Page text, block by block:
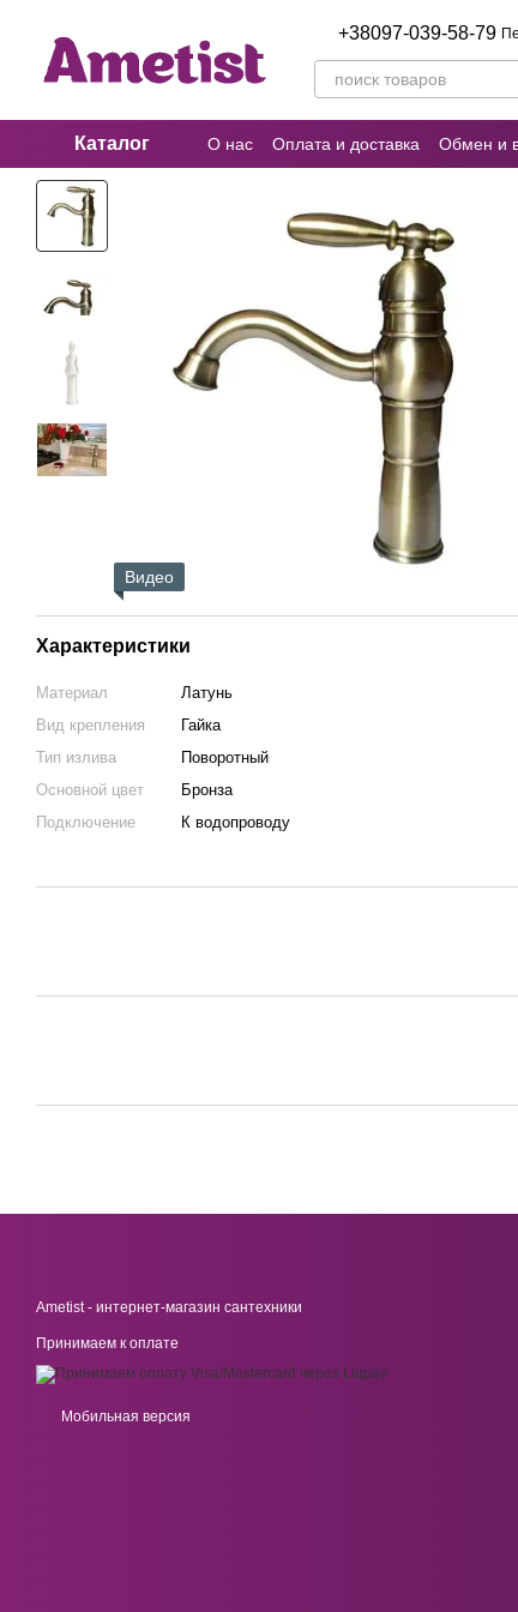
+38097-039-58-79
Каталог О нас Оплата и доставка Обмен и
Пользовательское соглашение
Видео
Характеристики
Материал
Латунь
Вид крепления
Гайка
Тип излива
Поворотный
Основной цвет
Бронза
Подключение
К водопроводу
Ametist - интернет-магазин сантехники
Принимаем к оплате
Мобильная версия